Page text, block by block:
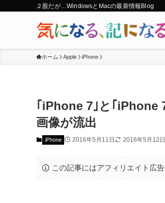
２股だが…WindowsとMacの最新情報Blog
ホーム Apple iPhone
｢iPhone 7｣と｢iPhone
画像が流出
iPhone 2016年5月11日 2016年5月12日
この記事にはアフィリエイト広